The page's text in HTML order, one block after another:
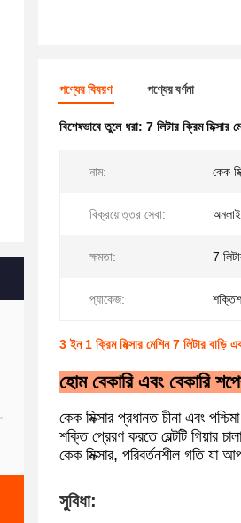
পণ্যের বিবরণ পণ্যের বর্ণনা
বিশেষভাবে তুলে ধরা: 7 লিটার ক্রিম মিক্সার
নাম: কেক
বিক্রয়োত্তর সেবা:
ক্ষমতা: 7
প্যাকেজ:
3 ইন 1 ক্রিম মিক্সার মেশিন 7 লিটার বাড়ি
হোম বেকারি এবং বেকারি
কেক মিক্সার প্রধানত চীনা এবং
শক্তি প্রেরণ করতে বেল্টটি গিয়ার
কেক মিক্সার, পরিবর্তনশীল গতি যা
সুবিধা: